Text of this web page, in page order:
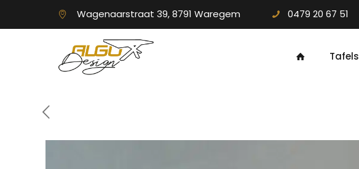
Wagenaarstraat 39, 8791 Waregem 0479 20 67 51
Tafels